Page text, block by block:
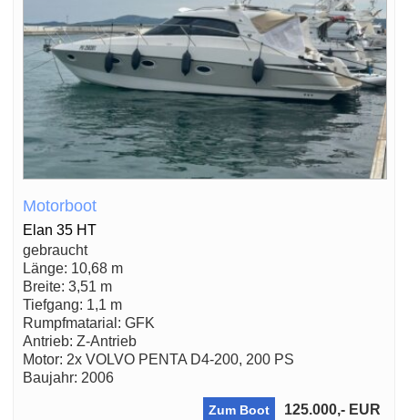
Motorboot
Elan 35 HT
gebraucht
Länge: 10,68 m
Breite: 3,51 m
Tiefgang: 1,1 m
Rumpfmatarial: GFK
Antrieb: Z-Antrieb
Motor: 2x VOLVO PENTA D4-200, 200 PS
Baujahr: 2006
Zum Boot 125.000,- EUR